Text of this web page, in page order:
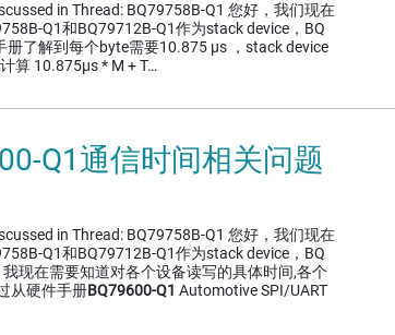
in Thread: BQ79758B-Q1 您好，我们现在
Q1和BQ79712B-Q1作为stack device，BQ
了解到每个byte需要10.875 μs ，stack device
算 10.875μs * M + T…
Q1通信时间相关问题
in Thread: BQ79758B-Q1 您好，我们现在
Q1和BQ79712B-Q1作为stack device，BQ
现在需要知道对各个设备读写的具体时间,各个
从硬件手册BQ79600-Q1 Automotive SPI/UART